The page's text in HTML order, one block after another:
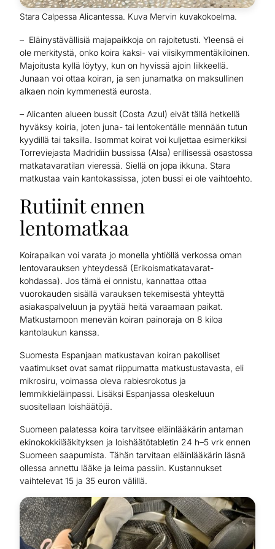
Stara Calpessa Alicantessa. Kuva Mervin kuvakokoelma.
– Eläinystävällisiä majapaikkoja on rajoitetusti. Yleensä ei
ole merkitystä, onko koira kaksi- vai viisikymmentäkiloinen.
Majoitusta kyllä löytyy, kun on hyvissä ajoin liikkeellä.
Junaan voi ottaa koiran, ja sen junamatka on maksullinen
alkaen noin kymmenestä eurosta.
– Alicanten alueen bussit (Costa Azul) eivät tällä hetkellä
hyväksy koiria, joten juna- tai lentokentälle mennään tutun
kyydillä tai taksilla. Isommat koirat voi kuljettaa esimerkiksi
Torreviejasta Madridiin bussissa (Alsa) erillisessä osastossa
matkatavaratilan vieressä. Siellä on jopa ikkuna. Stara
matkustaa vain kantokassissa, joten bussi ei ole vaihtoehto.
Rutiinit ennen
lentomatkaa
Koirapaikan voi varata jo monella yhtiöllä verkossa oman
lentovarauksen yhteydessä (Erikoismatkatavarat-
kohdassa). Jos tämä ei onnistu, kannattaa ottaa
vuorokauden sisällä varauksen tekemisestä yhteyttä
asiakaspalveluun ja pyytää heitä varaamaan paikat.
Matkustamoon menevän koiran painoraja on 8 kiloa
kantolaukun kanssa.
Suomesta Espanjaan matkustavan koiran pakolliset
vaatimukset ovat samat riippumatta matkustustavasta, eli
mikrosiru, voimassa oleva rabiesrokotus ja
lemmikkieläinpassi. Lisäksi Espanjassa oleskeluun
suositellaan loishäätöjä.
Suomeen palatessa koira tarvitsee eläinlääkärin antaman
ekinokokkilääkityksen ja loishäätötabletin 24 h–5 vrk ennen
Suomeen saapumista. Tähän tarvitaan eläinlääkärin läsnä
ollessa annettu lääke ja leima passiin. Kustannukset
vaihtelevat 15 ja 35 euron välillä.